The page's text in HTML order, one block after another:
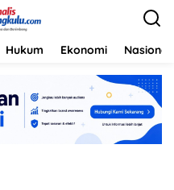
Hukum Ekonomi Nasional